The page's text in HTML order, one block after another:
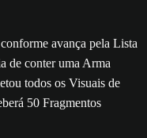
avança pela Lista
de conter uma Arma
todos os Visuais de
50 Fragmentos